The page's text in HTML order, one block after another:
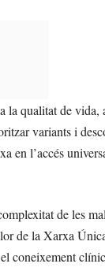
la qualitat de vida,
variants i
en l’accés
de les
de la Xarxa
coneixement